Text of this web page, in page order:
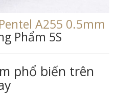
A255 0.5mm
Phẩm 5S
phổ biến trên